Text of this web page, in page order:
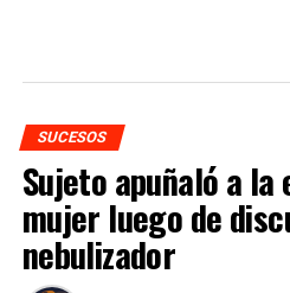
SUCESOS
Sujeto apuñaló a la
mujer luego de
nebulizador